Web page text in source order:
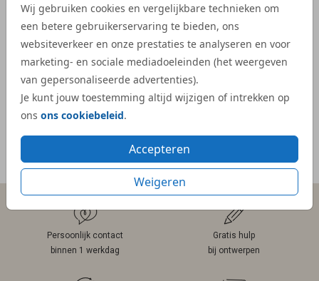
Wij gebruiken cookies en vergelijkbare technieken om
een betere gebruikerservaring te bieden, ons
websiteverkeer en onze prestaties te analyseren en voor
marketing- en sociale mediadoeleinden (het weergeven
van gepersonaliseerde advertenties).
Je kunt jouw toestemming altijd wijzigen of intrekken op
ons ons cookiebeleid.
Accepteren
Weigeren
geboortekaartjes waren snel geleverd.”
- Kelly
veel
-
Meer reviews
Persoonlijk contact
binnen 1 werkdag
Gratis hulp
bij ontwerpen